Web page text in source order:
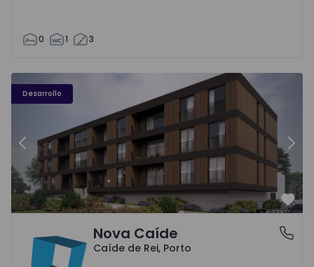
0 1 3
Desarrollo
Nova Caíde - 1
Anterior
Caíde de Rei, PortoNova Caíde
Caíde de Rei, Porto